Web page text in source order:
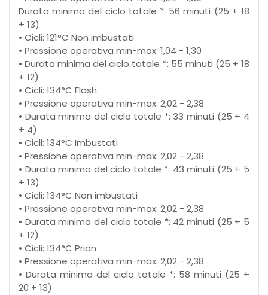
Durata minima del ciclo totale *: 56 minuti (25 + 18
+ 13)
• Cicli: 121°C Non imbustati
• Pressione operativa min-max: 1,04 - 1,30
• Durata minima del ciclo totale *: 55 minuti (25 + 18
+ 12)
• Cicli: 134°C Flash
• Pressione operativa min-max: 2,02 - 2,38
• Durata minima del ciclo totale *: 33 minuti (25 + 4
+ 4)
• Cicli: 134°C Imbustati
• Pressione operativa min-max: 2,02 - 2,38
• Durata minima del ciclo totale *: 43 minuti (25 + 5
+ 13)
• Cicli: 134°C Non imbustati
• Pressione operativa min-max: 2,02 - 2,38
• Durata minima del ciclo totale *: 42 minuti (25 + 5
+ 12)
• Cicli: 134°C Prion
• Pressione operativa min-max: 2,02 - 2,38
• Durata minima del ciclo totale *: 58 minuti (25 +
20 + 13)